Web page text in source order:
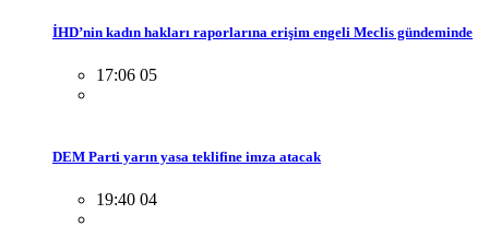
İHD’nin kadın hakları raporlarına erişim engeli Meclis gündeminde
17:06 05
DEM Parti yarın yasa teklifine imza atacak
19:40 04